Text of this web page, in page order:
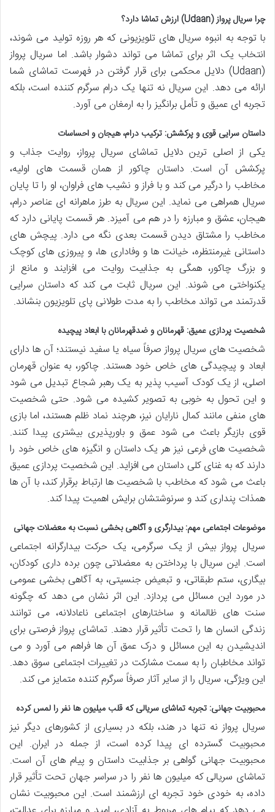
چرا سریال پرواز (Udaan) ارزش تماشا دارد؟
با توجه به انبوه سریال های تلویزیونی که هر روزه تولید می شوند،
انتخاب یک اثر برای تماشا می تواند دشوار باشد. اما سریال پرواز
(Udaan) دلایل محکمی برای قرار گرفتن در فهرست تماشای شما
ارائه می دهد. این سریال نه تنها یک درام سرگرم کننده است، بلکه
تجربه ای عمیق و تأمل برانگیز را به ارمغان می آورد.
داستان سرایی قوی و پرکشش: ترکیب درام، هیجان و احساسات
یکی از اصلی ترین دلایل تماشای سریال پرواز، روایت جذاب و
پرکشش آن است. داستان چاکور از همان قسمت های اولیه،
مخاطب را درگیر می کند و با فراز و نشیب های فراوان، او را تا پایان
سریال همراهی می نماید. این سریال به طرز ماهرانه ای عناصر درام،
هیجان، عشق و مبارزه را در هم می آمیزد. هر قسمت پایانی دارد که
مخاطب را مشتاق دیدن قسمت بعدی نگه می دارد. پیچش های
داستانی غیرمنتظره، خیانت ها و وفاداری ها، و پیروزی های کوچک
و بزرگ چاکور، همگی به جذابیت روایت می افزایند و مانع از
یکنواختی می شوند. این سریال ثابت می کند که داستان سرایی
قدرتمند می تواند مخاطب را به مدت طولانی پای تلویزیون بنشاند.
شخصیت پردازی عمیق: قهرمانان و ضدقهرمانان با ابعاد پیچیده
شخصیت های سریال پرواز صرفاً سیاه یا سفید نیستند؛ آن ها دارای
ابعاد و پیچیدگی های خاص خود هستند. چاکور، به عنوان قهرمان
اصلی، از یک کودک آسیب پذیر به یک رهبر شجاع تبدیل می شود
و این تحول به خوبی به تصویر کشیده می شود. حتی شخصیت
های منفی مانند کمال نارایان نیز، هرچند نماد ظلم هستند، اما بازی
قوی بازیگر باعث می شود عمق و باورپذیری بیشتری پیدا کنند.
شخصیت های فرعی نیز هر یک داستان و انگیزه های خاص خود را
دارند که به غنای کلی داستان می افزاید. این شخصیت پردازی عمیق
باعث می شود که مخاطب با شخصیت ها ارتباط برقرار کند، با آن ها
همذات پنداری کند و سرنوشتشان برایش اهمیت پیدا کند.
موضوعات اجتماعی مهم: بیدارگری و آگاهی بخشی نسبت به معضلات جهانی
سریال پرواز بیش از یک سرگرمی، یک حرکت بیدارگرانه اجتماعی
است. این سریال با پرداختن به معضلاتی چون برده داری کودکان،
بیگاری، ستم طبقاتی، و تبعیض جنسیتی، به آگاهی بخشی عمومی
در مورد این مسائل می پردازد. این اثر نشان می دهد که چگونه
سنت های ظالمانه و ساختارهای اجتماعی ناعادلانه، می توانند
زندگی انسان ها را تحت تأثیر قرار دهند. تماشای پرواز فرصتی برای
اندیشیدن به این مسائل و درک عمق آن ها فراهم می آورد و می
تواند مخاطبان را به سمت مشارکت در تغییرات اجتماعی سوق دهد.
این ویژگی، سریال را از سایر آثار صرفاً سرگرم کننده متمایز می کند.
محبوبیت جهانی: تجربه تماشای سریالی که قلب میلیون ها نفر را لمس کرده
سریال پرواز نه تنها در هند، بلکه در بسیاری از کشورهای دیگر نیز
محبوبیت گسترده ای پیدا کرده است، از جمله در ایران. این
محبوبیت جهانی گواهی بر جذابیت داستان و پیام های آن است.
تماشای سریالی که میلیون ها نفر را در سراسر جهان تحت تأثیر قرار
داده، به خودی خود تجربه ای ارزشمند است. این محبوبیت نشان